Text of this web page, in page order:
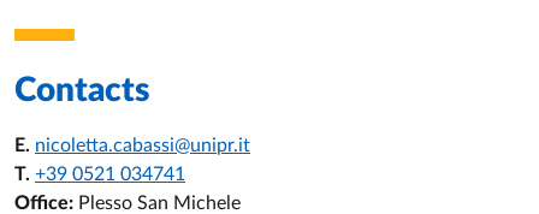
Contacts
E. nicoletta.cabassi@unipr.it
T. +39 0521 034741
Office: Plesso San Michele